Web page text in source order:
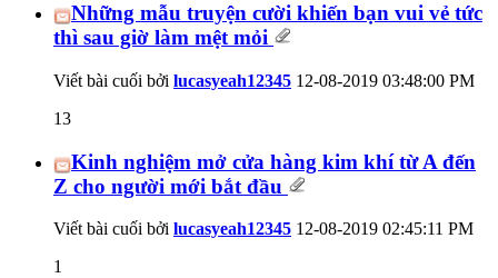
Những mẫu truyện cười khiến bạn vui vẻ tức
thì sau giờ làm mệt mỏi
Viết bài cuối bởi lucasyeah12345 12-08-2019 03:48:00 PM
13
Kinh nghiệm mở cửa hàng kim khí từ A đến
Z cho người mới bắt đầu
Viết bài cuối bởi lucasyeah12345 12-08-2019 02:45:11 PM
1